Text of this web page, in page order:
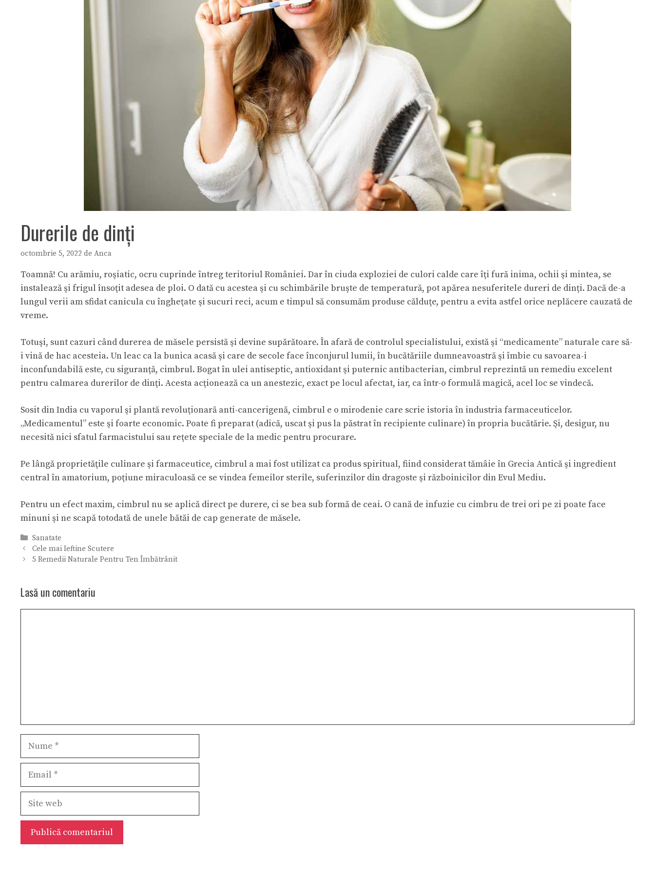
Durerile de dinţi
octombrie 5, 2022 de Anca
Toamnă! Cu arămiu, roşiatic, ocru cuprinde întreg teritoriul României. Dar în ciuda exploziei de culori calde care îţi fură inima, ochii şi mintea, se
instalează şi frigul însoţit adesea de ploi. O dată cu acestea şi cu schimbările bruşte de temperatură, pot apărea nesuferitele dureri de dinţi. Dacă de-a
lungul verii am sfidat canicula cu îngheţate şi sucuri reci, acum e timpul să consumăm produse călduţe, pentru a evita astfel orice neplăcere cauzată de
vreme.
Totuşi, sunt cazuri când durerea de măsele persistă şi devine supărătoare. În afară de controlul specialistului, există şi “medicamente” naturale care să-
i vină de hac acesteia. Un leac ca la bunica acasă şi care de secole face înconjurul lumii, în bucătăriile dumneavoastră şi îmbie cu savoarea-i
inconfundabilă este, cu siguranţă, cimbrul. Bogat în ulei antiseptic, antioxidant şi puternic antibacterian, cimbrul reprezintă un remediu excelent
pentru calmarea durerilor de dinţi. Acesta acţionează ca un anestezic, exact pe locul afectat, iar, ca într-o formulă magică, acel loc se vindecă.
Sosit din India cu vaporul şi plantă revoluţionară anti-cancerigenă, cimbrul e o mirodenie care scrie istoria în industria farmaceuticelor.
„Medicamentul” este şi foarte economic. Poate fi preparat (adică, uscat şi pus la păstrat în recipiente culinare) în propria bucătărie. Şi, desigur, nu
necesită nici sfatul farmacistului sau reţete speciale de la medic pentru procurare.
Pe lângă proprietăţile culinare şi farmaceutice, cimbrul a mai fost utilizat ca produs spiritual, fiind considerat tămâie în Grecia Antică şi ingredient
central în amatorium, poţiune miraculoasă ce se vindea femeilor sterile, suferinzilor din dragoste şi războinicilor din Evul Mediu.
Pentru un efect maxim, cimbrul nu se aplică direct pe durere, ci se bea sub formă de ceai. O cană de infuzie cu cimbru de trei ori pe zi poate face
minuni şi ne scapă totodată de unele bătăi de cap generate de măsele.
Categorii
Sanatate
Cele mai Ieftine Scutere
5 Remedii Naturale Pentru Ten Îmbătrânit
Lasă un comentariu
Nume
Email
Site